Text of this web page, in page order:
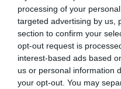
processing of your
targeted advertising by us,
section to confirm your
opt-out request is
interest-based ads based
us or personal information
your opt-out. You may
ξεχωρίσουν οι καλοί
αυτό το κουίζ ελάχιστοι
χρόνου με την πρώτη